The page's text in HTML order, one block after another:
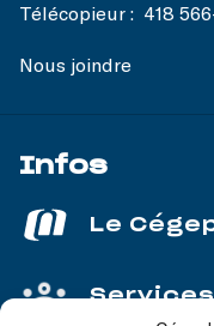
Télécopieur : 418
Nous joindre
Infos
Le